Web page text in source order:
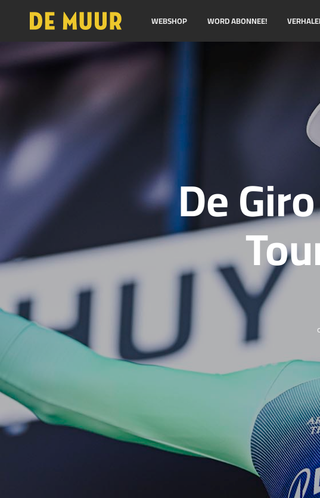
WEBSHOP WORD ABONNEE!
De